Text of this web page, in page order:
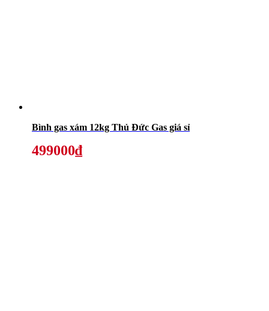
Bình gas xám 12kg Thủ Đức Gas giá sỉ
499000₫